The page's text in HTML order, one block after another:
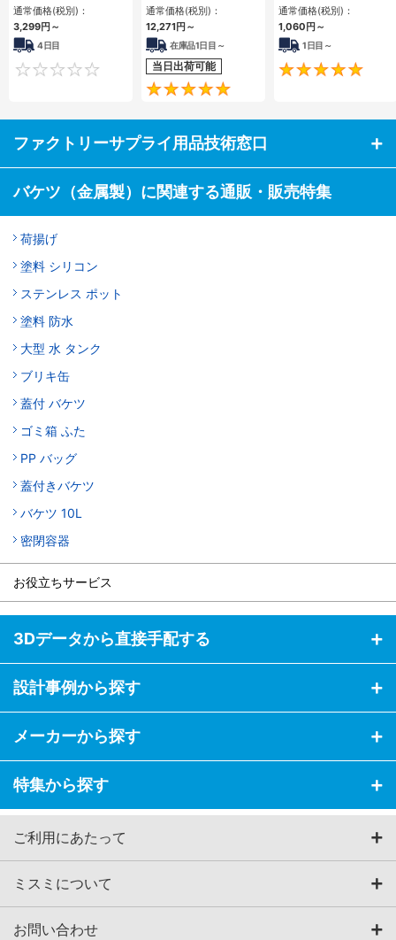
通常価格(税別)：
3,299円 ～
4日目
0
通常価格(税別)：
12,271円 ～
在庫品1日目～
当日出荷可能
通常価格(税別)：
1,060円 ～
1日目～
ファクトリーサプライ用品技術窓口
バケツ（金属製）に関連する通販・販売特集
荷揚げ
塗料 シリコン
ステンレス ポット
塗料 防水
大型 水 タンク
ブリキ缶
蓋付 バケツ
ゴミ箱 ふた
PP バッグ
蓋付きバケツ
バケツ 10L
密閉容器
お役立ちサービス
3Dデータから直接手配する
設計事例から探す
メーカーから探す
特集から探す
ご利用にあたって
ミスミについて
お問い合わせ